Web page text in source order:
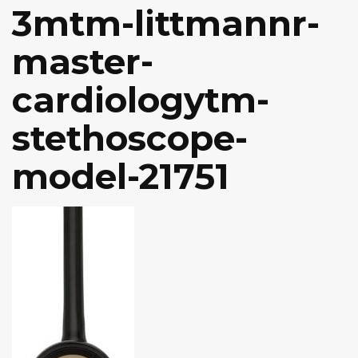
3mtm-littmannr-
master-
cardiologytm-
stethoscope-
model-21751